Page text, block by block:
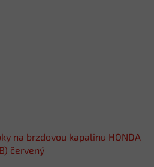
na brzdovou kapalinu HONDA
červený